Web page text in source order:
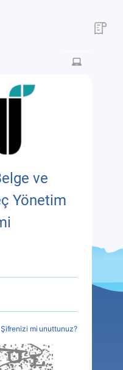
ve
Yönetim
Şifrenizi mi unuttunuz?